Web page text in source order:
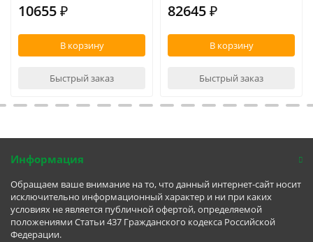
10655 ₽
В корзину
Быстрый заказ
82645 ₽
В корзину
Быстрый заказ
Информация
Обращаем ваше внимание на то, что данный интернет-сайт носит
исключительно информационный характер и ни при каких
условиях не является публичной офертой, определяемой
положениями Статьи 437 Гражданского кодекса Российской
Федерации.